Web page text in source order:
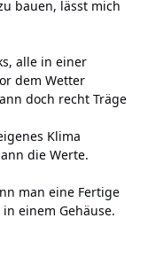
bauen, lässt mich
alle in einer
dem Wetter
doch recht Träge
Klima
die Werte.
man eine Fertige
einem Gehäuse.